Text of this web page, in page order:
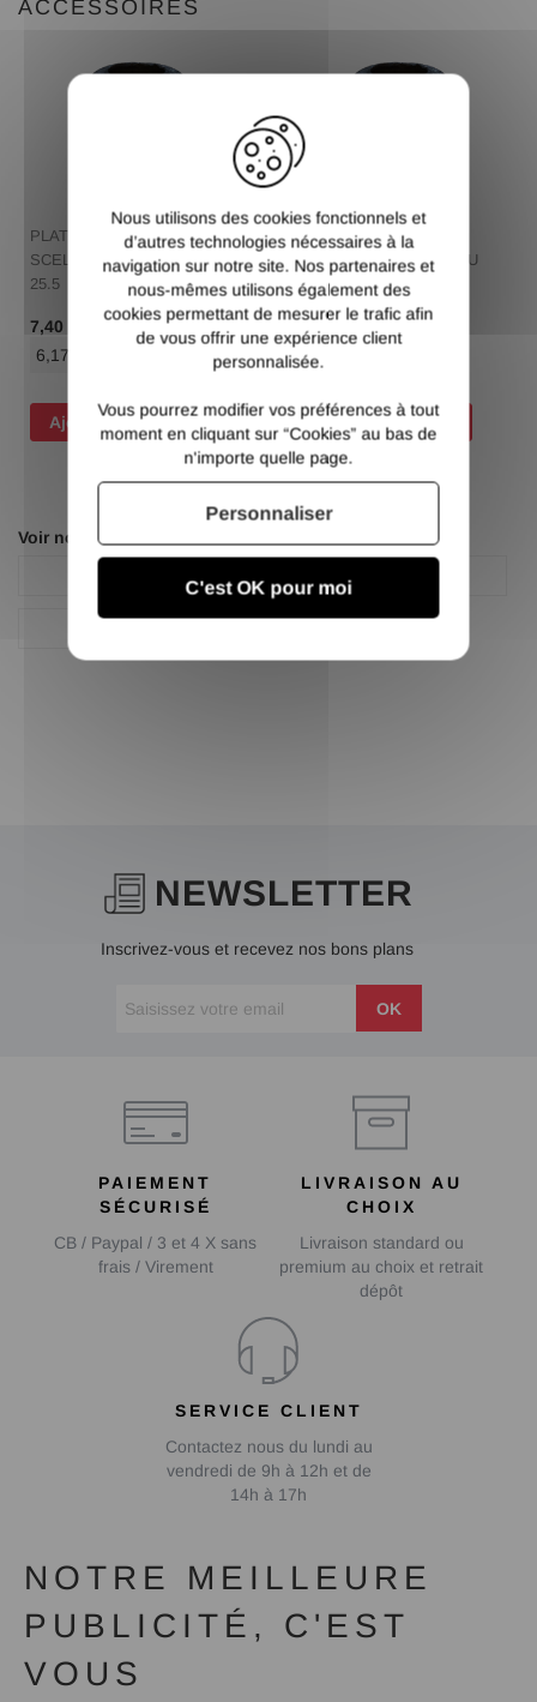
ACCESSOIRES
PLATINE CACHE
SCELLEMENT Ø60 TROU
25.5
7,40 €
/ Pce TTC
6,17 €
Ajouter au panier
PLATINE CACHE
SCELLEMENT Ø60 TROU
25.5
7,40 € / Pce TTC
6,17 €
Ajouter au panier
Voir nos autres pages :
Fer rond acier
NEWSLETTER
Inscrivez-vous et recevez nos bons plans
OK
PAIEMENT
SÉCURISÉ
CB / Paypal / 3 et 4 X sans
frais / Virement
LIVRAISON AU
CHOIX
Livraison standard ou
premium au choix et retrait
dépôt
SERVICE CLIENT
Contactez nous du lundi au
vendredi de 9h à 12h et de
14h à 17h
NOTRE MEILLEURE
PUBLICITÉ, C'EST
VOUS
Nous utilisons des cookies fonctionnels et
d’autres technologies nécessaires à la
navigation sur notre site. Nos partenaires et
nous-mêmes utilisons également des
cookies permettant de mesurer le trafic afin
de vous offrir une expérience client
personnalisée.
Vous pourrez modifier vos préférences à tout
moment en cliquant sur “Cookies” au bas de
n'importe quelle page.
C'est OK pour moi
Personnaliser